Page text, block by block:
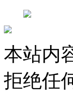
本站内
拒绝任